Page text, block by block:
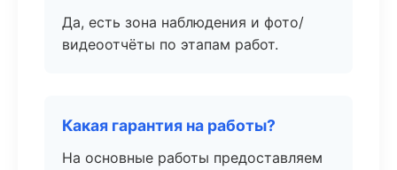
Да, есть зона наблюдения и фото/
видеоотчёты по этапам работ.
Какая гарантия на работы?
На основные работы предоставляем